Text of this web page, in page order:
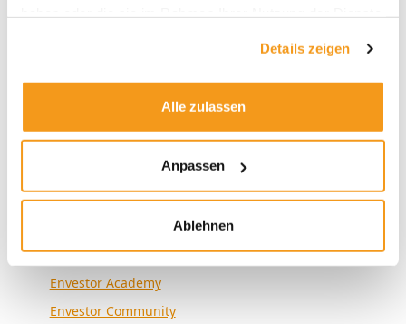
Details zeigen
Alle zulassen
Anpassen
Ablehnen
2021
1970
Allgemein
Envestor Academy
Envestor Community